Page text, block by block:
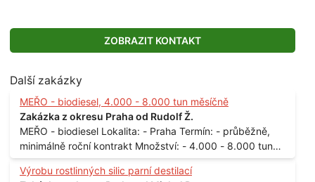
ZOBRAZIT KONTAKT
Další zakázky
MEŘO - biodiesel, 4.000 - 8.000 tun měsíčně
Zakázka z okresu Praha od Rudolf Ž.
MEŘO - biodiesel Lokalita: - Praha Termín: - průběžně,
minimálně roční kontrakt Množství: - 4.000 - 8.000 tun
měsíčně
Výrobu rostlinných silic parní destilací